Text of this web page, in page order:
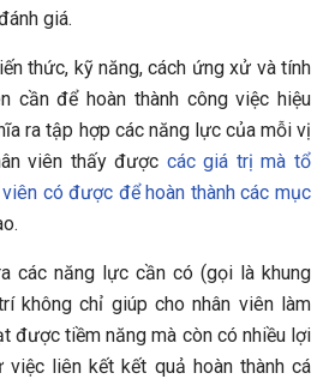
giá.
thức, kỹ năng, cách ứng xử và tính
cần để hoàn thành công việc hiệu
ra tập hợp các năng lực của mỗi vị
viên thấy được các giá trị mà tổ
có được để hoàn thành các mục
các năng lực cần có (gọi là khung
không chỉ giúp cho nhân viên làm
được tiềm năng mà còn có nhiều lợi
việc liên kết kết quả hoàn thành cá